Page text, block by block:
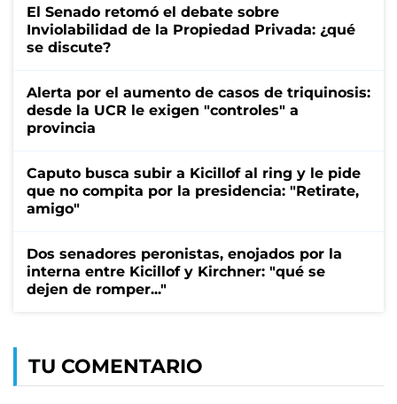
El Senado retomó el debate sobre
Inviolabilidad de la Propiedad Privada: ¿qué
se discute?
Alerta por el aumento de casos de triquinosis:
desde la UCR le exigen "controles" a
provincia
Caputo busca subir a Kicillof al ring y le pide
que no compita por la presidencia: "Retirate,
amigo"
Dos senadores peronistas, enojados por la
interna entre Kicillof y Kirchner: "qué se
dejen de romper..."
TU COMENTARIO